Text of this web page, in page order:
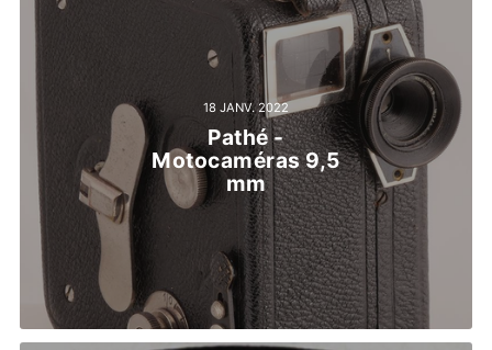
18 JANV. 2022
Pathé -
Motocaméras 9,5
mm